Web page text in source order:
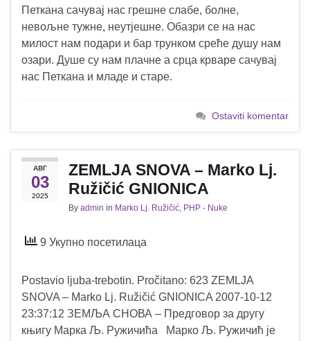
Петкана сачувај нас грешне слабе, болне,
невољне тужне, неутјешне. Обазри се на нас
милост нам подари и бар трунком среће душу нам
озари. Душе су нам плачне а срца крваре сачувај
нас Петкана и младе и старе.
Ostaviti komentar
АВГ
03
2025
ZEMLJA SNOVA – Marko Lj.
Ružičić GNIONICA
By admin in Marko Lj. Ružičić, PHP - Nuke
9 Укупно посетилаца
Postavio ljuba-trebotin. Pročitano: 623 ZEMLJA
SNOVA – Marko Lj. Ružičić GNIONICA 2007-10-12
23:37:12 ЗЕМЉА СНОВА – Предговор за другу
књигу Марка Љ. Ружичића Марко Љ. Ружичић је